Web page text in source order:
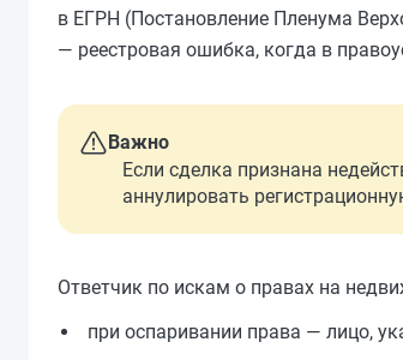
в ЕГРН (Постановление Пленума
— реестровая ошибка, когда в
Важно
Если сделка признана
аннулировать
Ответчик по искам о правах на
при оспаривании права — лицо,